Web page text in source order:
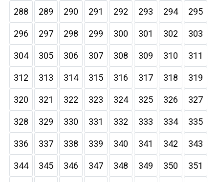
288 289 290 291 292 293 294 295
296 297 298 299 300 301 302 303
304 305 306 307 308 309 310 311
312 313 314 315 316 317 318 319
320 321 322 323 324 325 326 327
328 329 330 331 332 333 334 335
336 337 338 339 340 341 342 343
344 345 346 347 348 349 350 351